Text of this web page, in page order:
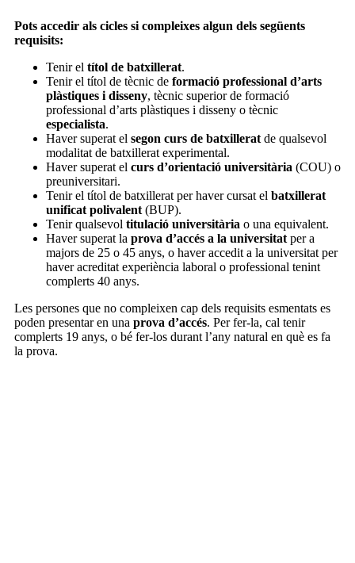
Pots accedir als cicles si compleixes algun dels següents
requisits:
Tenir el títol de batxillerat.
Tenir el títol de tècnic de formació professional d’arts
plàstiques i disseny, tècnic superior de formació
professional d’arts plàstiques i disseny o tècnic
especialista.
Haver superat el segon curs de batxillerat de qualsevol
modalitat de batxillerat experimental.
Haver superat el curs d’orientació universitària (COU) o
preuniversitari.
Tenir el títol de batxillerat per haver cursat el batxillerat
unificat polivalent (BUP).
Tenir qualsevol titulació universitària o una equivalent.
Haver superat la prova d’accés a la universitat per a
majors de 25 o 45 anys, o haver accedit a la universitat per
haver acreditat experiència laboral o professional tenint
complerts 40 anys.
Les persones que no compleixen cap dels requisits esmentats es
poden presentar en una prova d’accés. Per fer-la, cal tenir
complerts 19 anys, o bé fer-los durant l’any natural en què es fa
la prova.